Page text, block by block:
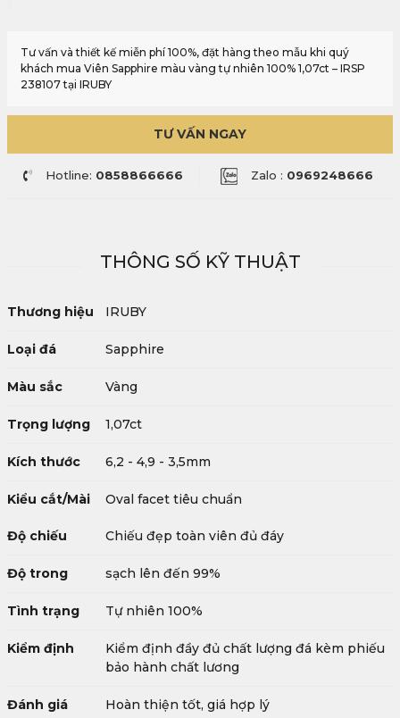
Tư vấn và thiết kế miễn phí 100%, đặt hàng theo mẫu khi quý
khách mua Viên Sapphire màu vàng tự nhiên 100% 1,07ct – IRSP
238107 tại IRUBY
TƯ VẤN NGAY
Hotline: 0858866666 Zalo : 0969248666
THÔNG SỐ KỸ THUẬT
Thương hiệu IRUBY
Loại đá Sapphire
Màu sắc Vàng
Trọng lượng 1,07ct
Kích thước 6,2 - 4,9 - 3,5mm
Kiểu cắt/Mài Oval facet tiêu chuẩn
Độ chiếu Chiếu đẹp toàn viên đủ đáy
Độ trong sạch lên đến 99%
Tình trạng Tự nhiên 100%
Kiểm định
Kiểm định đầy đủ chất lượng đá kèm phiếu
bảo hành chất lương
Đánh giá Hoàn thiện tốt, giá hợp lý